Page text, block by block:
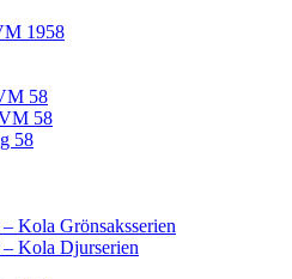
1958
58
58
58
Kola Grönsaksserien
Kola Djurserien